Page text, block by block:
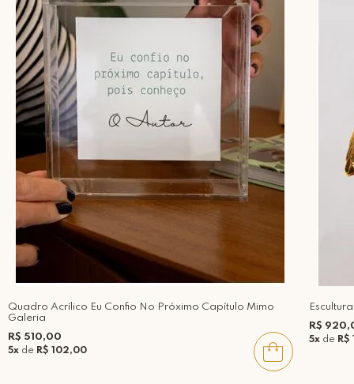
Quadro Acrílico Eu Confio No Próximo Capítulo Mimo
Galeria
R$ 510,00
5x de R$ 102,00
R$
5xde R$